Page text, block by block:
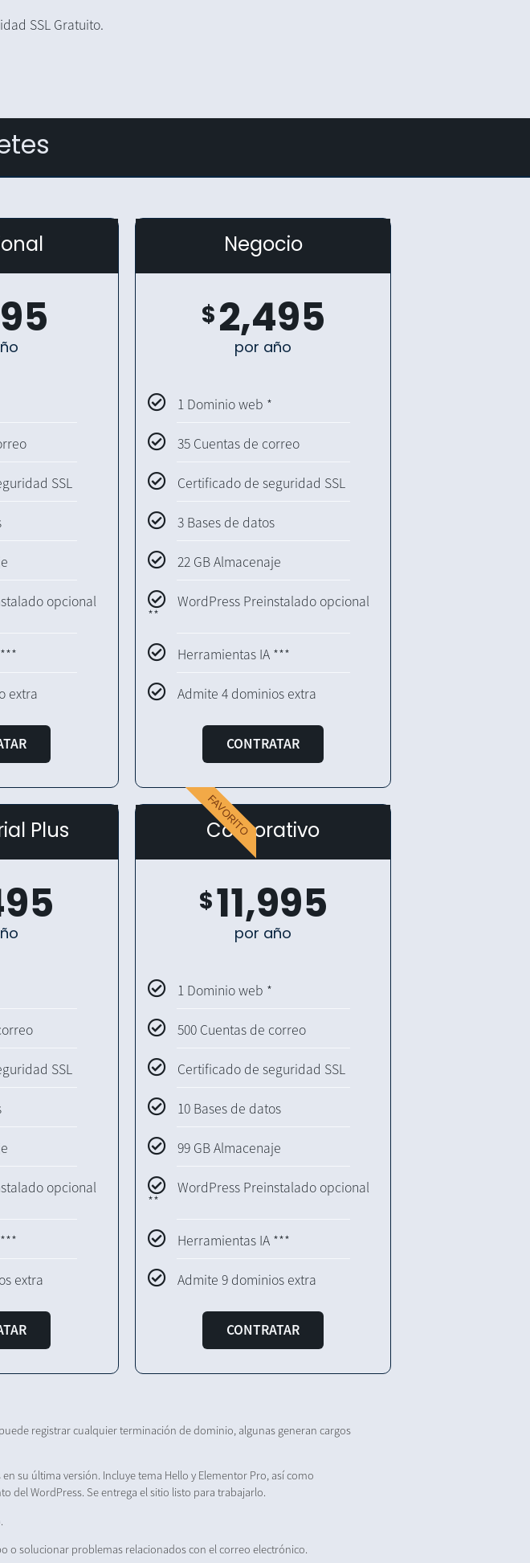
SSL Gratuito.
SSL
opcional
extra
Negocio
$ 2,495
por año
1 Dominio web *
35 Cuentas de correo
Certificado de seguridad SSL
3 Bases de datos
22 GB Almacenaje
WordPress Preinstalado opcional
**
Herramientas IA ***
Admite 4 dominios extra
CONTRATAR
FAVORITO
Plus
SSL
opcional
extra
Corporativo
$ 11,995
por año
1 Dominio web *
500 Cuentas de correo
Certificado de seguridad SSL
10 Bases de datos
99 GB Almacenaje
WordPress Preinstalado opcional
**
Herramientas IA ***
Admite 9 dominios extra
CONTRATAR
registrar cualquier terminación de dominio, algunas generan cargos
su última versión. Incluye tema Hello y Elementor Pro, así como
del WordPress. Se entrega el sitio listo para trabajarlo.
o solucionar problemas relacionados con el correo electrónico.